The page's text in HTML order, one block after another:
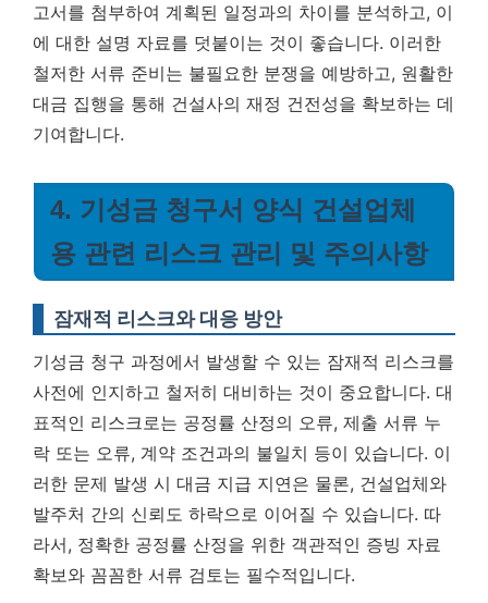
고서를 첨부하여 계획된 일정과의 차이를 분석하고, 이
에 대한 설명 자료를 덧붙이는 것이 좋습니다. 이러한
철저한 서류 준비는 불필요한 분쟁을 예방하고, 원활한
대금 집행을 통해 건설사의 재정 건전성을 확보하는 데
기여합니다.
4. 기성금 청구서 양식 건설업체
용 관련 리스크 관리 및 주의사항
잠재적 리스크와 대응 방안
기성금 청구 과정에서 발생할 수 있는 잠재적 리스크를
사전에 인지하고 철저히 대비하는 것이 중요합니다. 대
표적인 리스크로는 공정률 산정의 오류, 제출 서류 누
락 또는 오류, 계약 조건과의 불일치 등이 있습니다. 이
러한 문제 발생 시 대금 지급 지연은 물론, 건설업체와
발주처 간의 신뢰도 하락으로 이어질 수 있습니다. 따
라서, 정확한 공정률 산정을 위한 객관적인 증빙 자료
확보와 꼼꼼한 서류 검토는 필수적입니다.